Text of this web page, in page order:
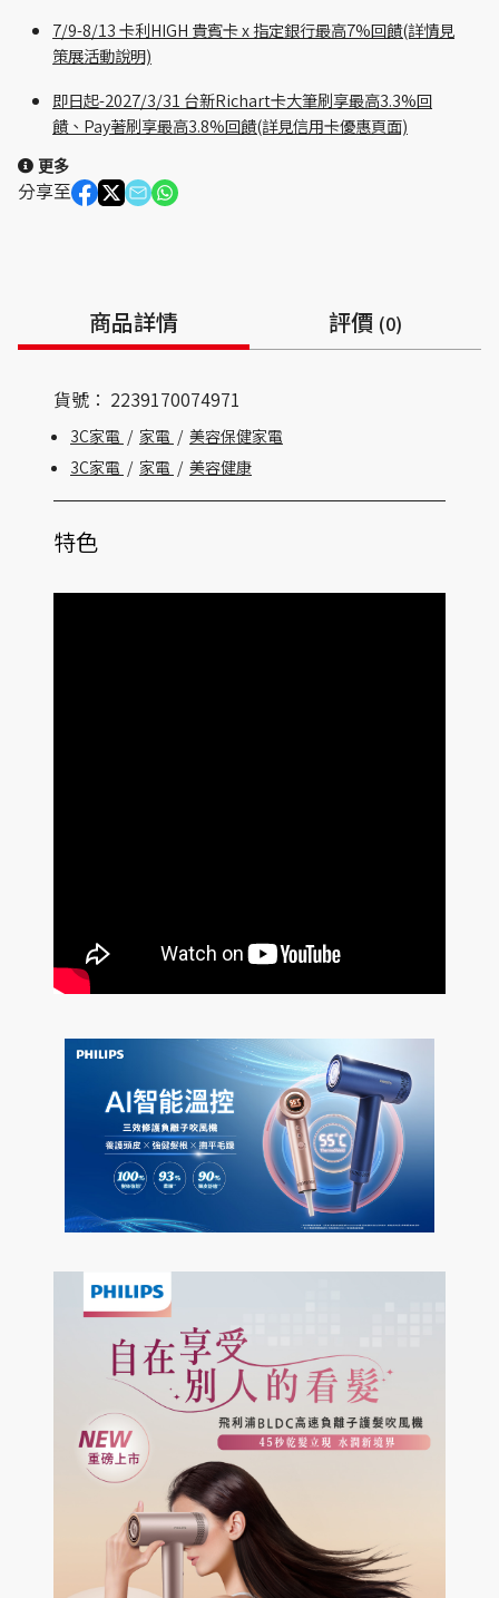
7/9-8/13 卡利HIGH 貴賓卡 x 指定銀行最高7%回饋(詳情見
策展活動說明)
即日起-2027/3/31 台新Richart卡大筆刷享最高3.3%回
饋、Pay著刷享最高3.8%回饋(詳見信用卡優惠頁面)
更多
分享至
商品詳情 評價 (0)
貨號： 2239170074971
3C家電 / 家電 / 美容保健家電
3C家電 / 家電 / 美容健康
特色